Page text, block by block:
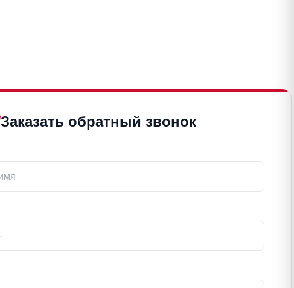
Заказать обратный звонок